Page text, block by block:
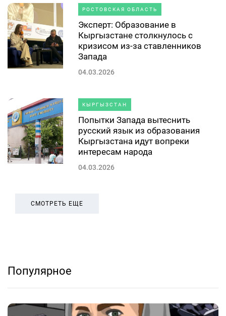
РОСТОВСКАЯ ОБЛАСТЬ
Эксперт: Образование в
Кыргызстане столкнулось с
кризисом из-за ставленников
Запада
04.03.2026
КЫРГЫЗСТАН
Попытки Запада вытеснить
русский язык из образования
Кыргызстана идут вопреки
интересам народа
04.03.2026
СМОТРЕТЬ ЕЩЕ
Популярное